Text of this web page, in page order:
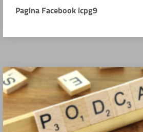
Pagina Facebook icpg9